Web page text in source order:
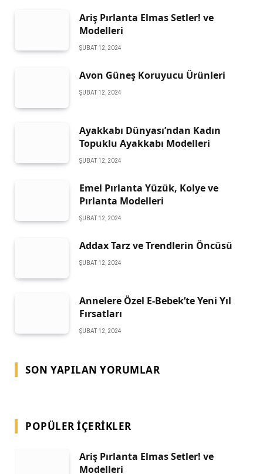
Ariş Pırlanta Elmas Setler! ve
Modelleri
ŞUBAT 12, 2024
Avon Güneş Koruyucu Ürünleri
ŞUBAT 12, 2024
Ayakkabı Dünyası’ndan Kadın
Topuklu Ayakkabı Modelleri
ŞUBAT 12, 2024
Emel Pırlanta Yüzük, Kolye ve
Pırlanta Modelleri
ŞUBAT 12, 2024
Addax Tarz ve Trendlerin Öncüsü
ŞUBAT 12, 2024
Annelere Özel E-Bebek’te Yeni Yıl
Fırsatları
ŞUBAT 12, 2024
SON YAPILAN YORUMLAR
POPÜLER İÇERIKLER
Ariş Pırlanta Elmas Setler! ve
Modelleri